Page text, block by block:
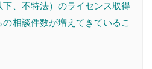
、不特法）のライセンス取得
相談件数が増えてきているこ